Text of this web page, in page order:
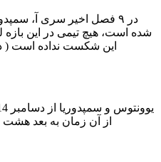
شده است، هیچ تیمی در این بازه
این شکست نداده است (
از آن زمان به بعد